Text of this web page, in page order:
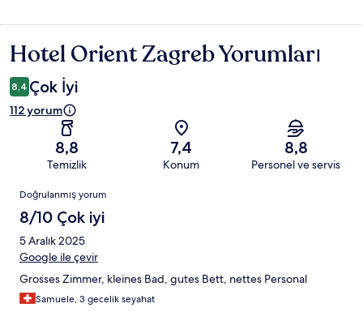
Yorumlar
Hotel Orient Zagreb Yorumları
8,4 Çok İyi
112 yorum
8,8
Temizlik
7,4
Konum
8,8
Personel ve servis
Yorumlar
Doğrulanmış yorum
8/10 Çok iyi
5 Aralık 2025
Google ile çevir
Grosses Zimmer, kleines Bad, gutes Bett, nettes Personal
Samuele, 3 gecelik seyahat